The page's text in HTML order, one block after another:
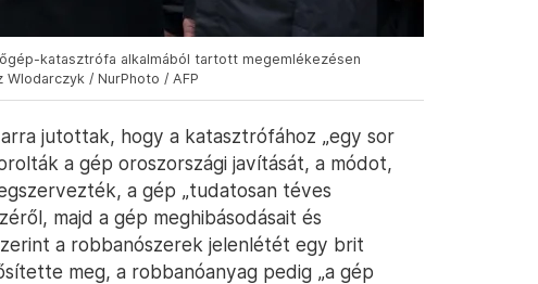
katasztrófa alkalmából tartott megemlékezésen
/ NurPhoto / AFP
jutottak, hogy a katasztrófához „egy sor
a gép oroszországi javítását, a módot,
a gép „tudatosan téves
majd a gép meghibásodásait és
a robbanószerek jelenlétét egy brit
meg, a robbanóanyag pedig „a gép